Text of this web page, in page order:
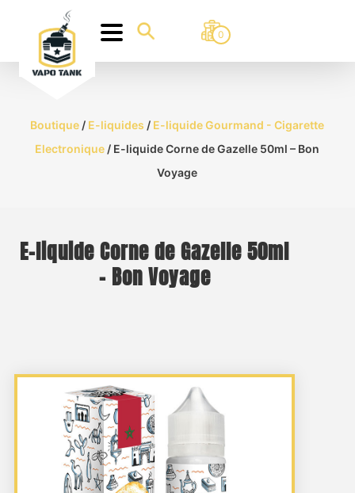
0
Boutique / E-liquides / E-liquide Gourmand - Cigarette
Electronique / E-liquide Corne de Gazelle 50ml – Bon
Voyage
E-liquide Corne de Gazelle 50ml
– Bon Voyage